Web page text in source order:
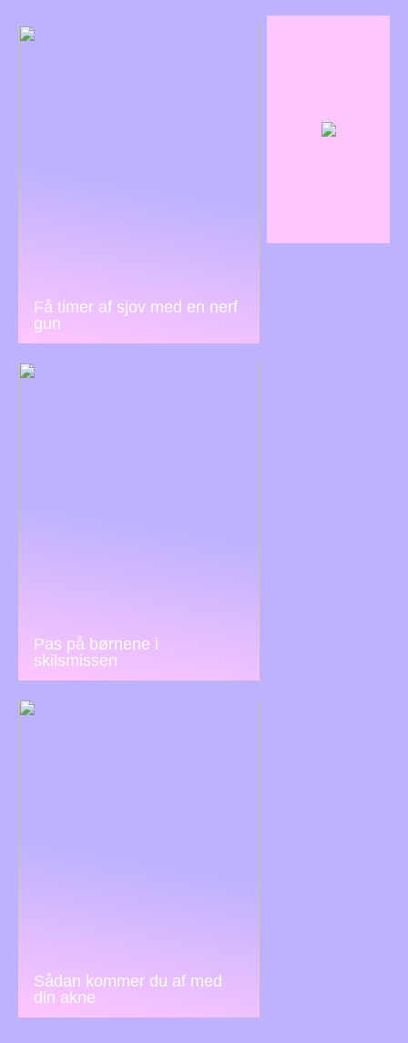
Få timer af sjov med en nerf
gun
Pas på børnene i
skilsmissen
Sådan kommer du af med
din akne